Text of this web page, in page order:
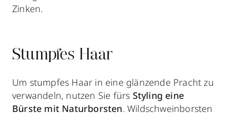
Zinken.
Stumpfes Haar
Um stumpfes Haar in eine glänzende Pracht zu
verwandeln, nutzen Sie fürs Styling eine
Bürste mit Naturborsten. Wildschweinborsten